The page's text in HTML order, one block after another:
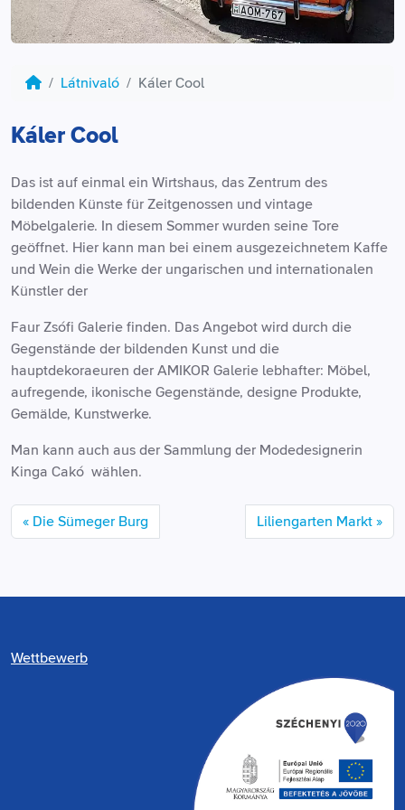
Látnivaló Káler Cool
Káler Cool
Das ist auf einmal ein Wirtshaus, das Zentrum des
bildenden Künste für Zeitgenossen und vintage
Möbelgalerie. In diesem Sommer wurden seine Tore
geöffnet. Hier kann man bei einem ausgezeichnetem Kaffe
und Wein die Werke der ungarischen und internationalen
Künstler der
Faur Zsófi Galerie finden. Das Angebot wird durch die
Gegenstände der bildenden Kunst und die
hauptdekoraeuren der AMIKOR Galerie lebhafter: Möbel,
aufregende, ikonische Gegenstände, designe Produkte,
Gemälde, Kunstwerke.
Man kann auch aus der Sammlung der Modedesignerin
Kinga Cakó wählen.
Die Sümeger Burg Liliengarten Markt
Wettbewerb